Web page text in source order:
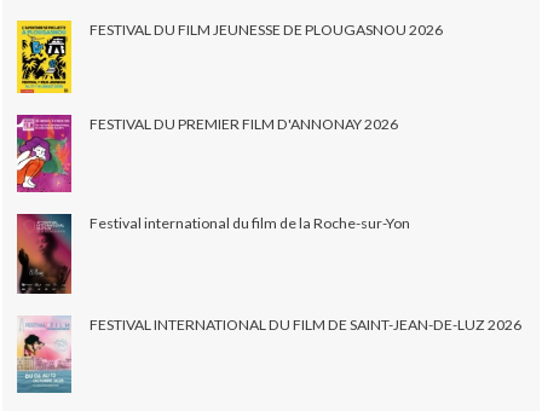
FESTIVAL DU FILM JEUNESSE DE PLOUGASNOU 2026
FESTIVAL DU PREMIER FILM D'ANNONAY 2026
Festival international du film de la Roche-sur-Yon
FESTIVAL INTERNATIONAL DU FILM DE SAINT-JEAN-DE-LUZ 2026